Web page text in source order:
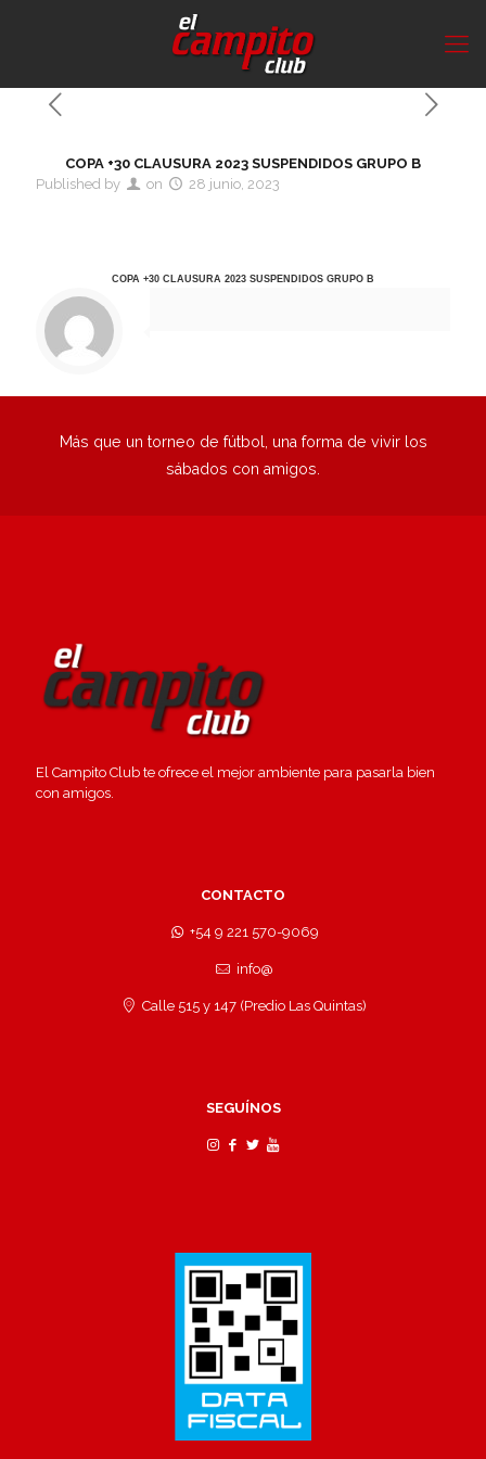
COPA +30 CLAUSURA 2023 SUSPENDIDOS GRUPO B
Published by
on 28 junio, 2023
COPA +30 CLAUSURA 2023 SUSPENDIDOS GRUPO B
Más que un torneo de fútbol, una forma de vivir los
sábados con amigos.
El Campito Club te ofrece el mejor ambiente para pasarla bien
con amigos.
CONTACTO
+54 9 221 570-9069
info@
Calle 515 y 147 (Predio Las Quintas)
SEGUÍNOS